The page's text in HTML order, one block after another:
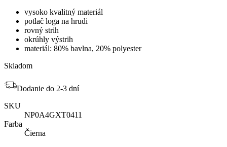
vysoko kvalitný materiál
potlač loga na hrudi
rovný strih
okrúhly výstrih
materiál: 80% bavlna, 20% polyester
Skladom
Dodanie do 2-3 dní
SKU
NP0A4GXT0411
Farba
Čierna